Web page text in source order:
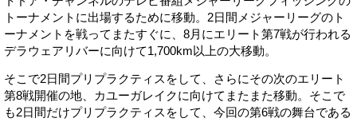
トーナメントに出場するために移動。2日間メジャーリーグのト
ーナメントを戦ってまたすぐに、8月にエリート第7戦が行われる
デラウェアリバーに向けて1,700km以上の大移動。
そこで2日間プリプラクティスをして、さらにその次のエリート
第8戦開催の地、カユーガレイクに向けてまたまた移動。そこで
も2日間だけプリプラクティスをして、今回の第6戦の舞台である